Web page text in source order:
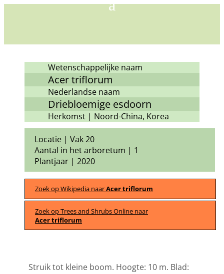
Wetenschappelijke naam
Acer triflorum
Nederlandse naam
Driebloemige esdoorn
Herkomst | Noord-China, Korea
Locatie | Vak 20
Aantal in het arboretum | 1
Plantjaar | 2020
Zoek op Wikipedia naarAcer triflorum
Zoek op Trees and Shrubs Online naar
Acer triflorum
Struik tot kleine boom. Hoogte: 10 m. Blad: